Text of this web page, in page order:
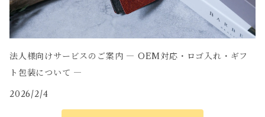
法人様向けサービスのご案内 ― OEM対応・ロゴ入れ・ギフ
ト包装について ―
2026/2/4